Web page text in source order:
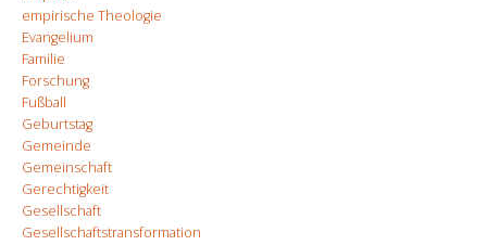
empirische Theologie
Evangelium
Familie
Forschung
Fußball
Geburtstag
Gemeinde
Gemeinschaft
Gerechtigkeit
Gesellschaft
Gesellschaftstransformation